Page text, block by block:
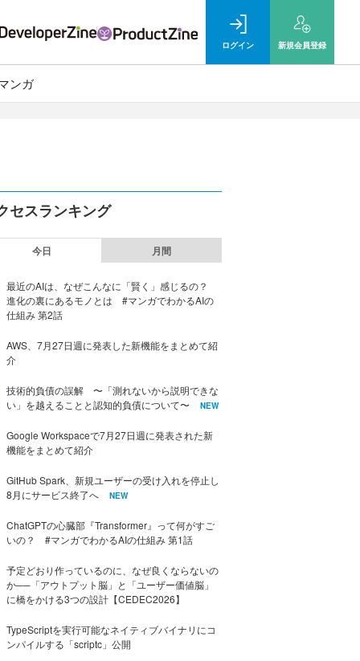
ログイン 新規会員登録
ンガ
セスランキング
今日 月間
最近のAIは、なぜこんなに「賢く」感じるの？
進化の裏にあるモノとは #マンガでわかるAIの
仕組み 第2話
AWS、7月27日週に発表した新機能をまとめて紹
介
技術的負債の誤解 〜「測れないから説明できな
い」を越えることと認知的負債について〜
NEW
Google Workspaceで7月27日週に発表された新
機能をまとめて紹介
GitHub Spark、新規ユーザーの受け入れを停止し
8月にサービス終了へ
NEW
ChatGPTの心臓部『Transformer』って何がすご
いの？ #マンガでわかるAIの仕組み 第1話
予定どおり作っているのに、なぜ良くならないの
か──「アウトプット脳」と「ユーザー価値脳」
に橋をかける3つの設計【CEDEC2026】
TypeScriptを実行可能なネイティブバイナリにコ
ンパイルする「scriptc」公開